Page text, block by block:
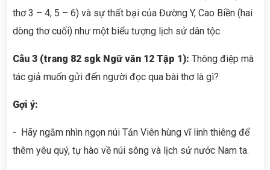
thơ 3 – 4; 5 – 6) và sự thất bại của Đường Y, Cao Biền (hai
dòng thơ cuối) như một biểu tượng lịch sử dân tộc.
Câu 3 (trang 82 sgk Ngữ văn 12 Tập 1): Thông điệp mà
tác giả muốn gửi đến người đọc qua bài thơ là gì?
Gợi ý:
- Hãy ngắm nhìn ngọn núi Tản Viên hùng vĩ linh thiêng để
thêm yêu quý, tự hào về núi sông và lịch sử nước Nam ta.